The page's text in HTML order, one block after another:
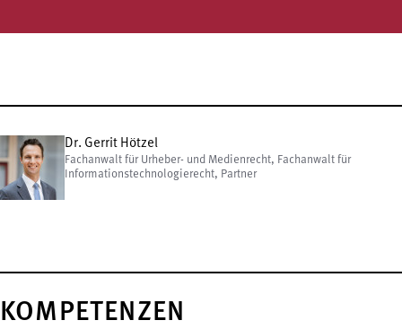
Dr. Gerrit Hötzel
Fachanwalt für Urheber- und Medienrecht, Fachanwalt für
Informationstechnologierecht, Partner
KOMPETENZEN